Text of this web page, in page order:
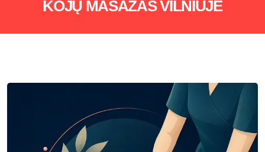
KOJŲ MASAŽAS VILNIUJE